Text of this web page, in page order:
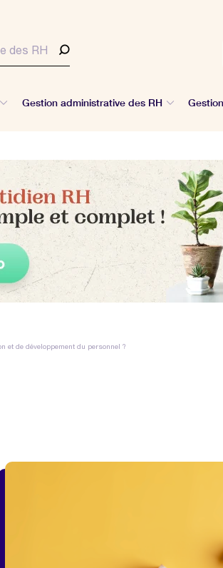
Gestion administrative des RH
et de développement du personnel ?